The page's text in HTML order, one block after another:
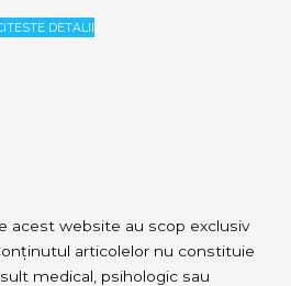
DETALII
acest website au scop exclusiv
articolelor nu constituie
medical, psihologic sau